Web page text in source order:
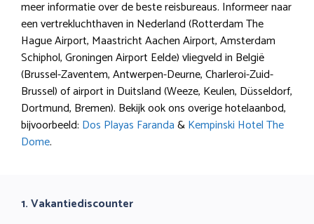
meer informatie over de beste reisbureaus. Informeer naar
een vertrekluchthaven in Nederland (Rotterdam The
Hague Airport, Maastricht Aachen Airport, Amsterdam
Schiphol, Groningen Airport Eelde) vliegveld in België
(Brussel-Zaventem, Antwerpen-Deurne, Charleroi-Zuid-
Brussel) of airport in Duitsland (Weeze, Keulen, Düsseldorf,
Dortmund, Bremen). Bekijk ook ons overige hotelaanbod,
bijvoorbeeld: Dos Playas Faranda&Kempinski Hotel The
Dome.
1. Vakantiediscounter